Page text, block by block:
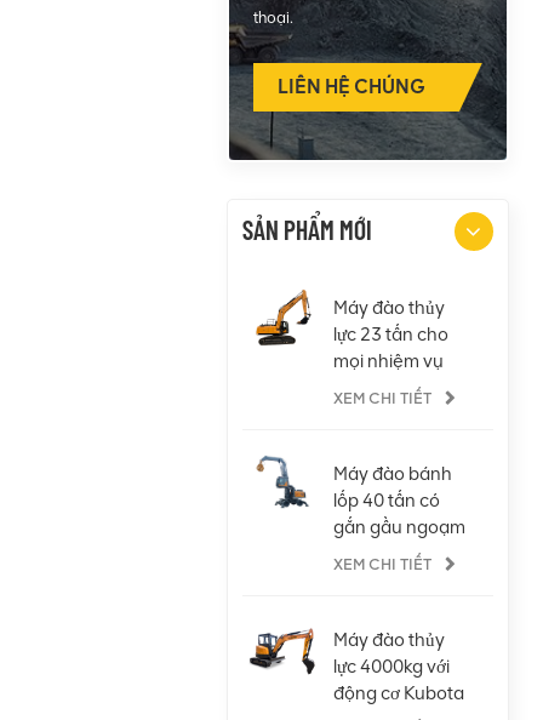
thoại.
LIÊN HỆ CHÚNG
TÔI
SẢN PHẨM MỚI
Máy đào thủy
lực 23 tấn cho
mọi nhiệm vụ
XEM CHI TIẾT
Máy đào bánh
lốp 40 tấn có
gắn gầu ngoạm
XEM CHI TIẾT
Máy đào thủy
lực 4000kg với
động cơ Kubota